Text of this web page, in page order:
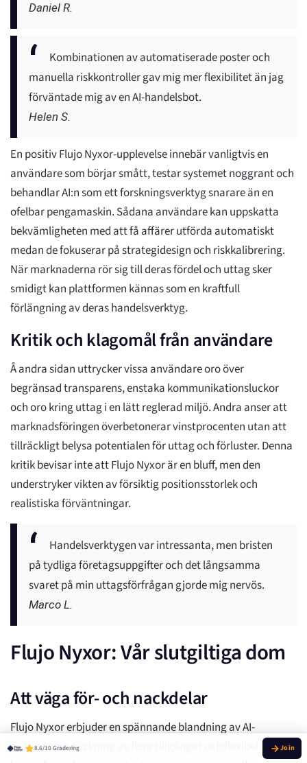
Daniel R.
Kombinationen av automatiserade poster och
manuella riskkontroller gav mig mer flexibilitet än jag
förväntade mig av en AI-handelsbot.
Helen S.
En positiv Flujo Nyxor-upplevelse innebär vanligtvis en
användare som börjar smått, testar systemet noggrant och
behandlar AI:n som ett forskningsverktyg snarare än en
ofelbar pengamaskin. Sådana användare kan uppskatta
bekvämligheten med att få affärer utförda automatiskt
medan de fokuserar på strategidesign och riskkalibrering.
När marknaderna rör sig till deras fördel och uttag sker
smidigt kan plattformen kännas som en kraftfull
förlängning av deras handelsverktyg.
Kritik och klagomål från användare
Å andra sidan uttrycker vissa användare oro över
begränsad transparens, enstaka kommunikationsluckor
och oro kring uttag i en lätt reglerad miljö. Andra anser att
marknadsföringen överbetonerar vinstprocenten utan att
tillräckligt belysa potentialen för uttag och förluster. Denna
kritik bevisar inte att Flujo Nyxor är en bluff, men den
understryker vikten av försiktig positionsstorlek och
realistiska förväntningar.
Handelsverktygen var intressanta, men bristen
på tydliga företagsuppgifter och det långsamma
svaret på min uttagsförfrågan gjorde mig nervös.
Marco L.
Flujo Nyxor: Vår slutgiltiga dom
Att väga för- och nackdelar
Flujo Nyxor erbjuder en spännande blandning av AI-
automation, täckning av flera tillgångar och flexibel
8.6/10 Gradering